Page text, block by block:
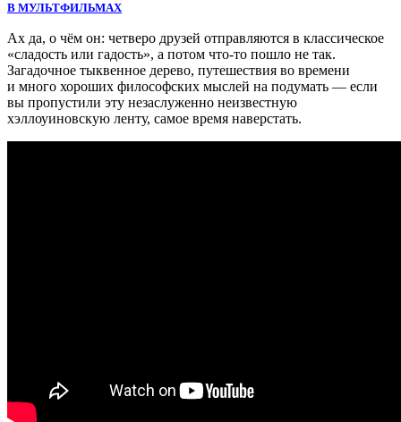
В МУЛЬТФИЛЬМАХ
Ах да, о чём он: четверо друзей отправляются в классическое
«сладость или гадость», а потом что-то пошло не так.
Загадочное тыквенное дерево, путешествия во времени
и много хороших философских мыслей на подумать — если
вы пропустили эту незаслуженно неизвестную
хэллоуиновскую ленту, самое время наверстать.